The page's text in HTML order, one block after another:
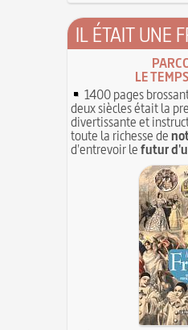
IL ÉTAIT UNE
LE
1400 pages
deux siècles était la
divertissante et
toute la richesse de
d'entrevoir lefutur